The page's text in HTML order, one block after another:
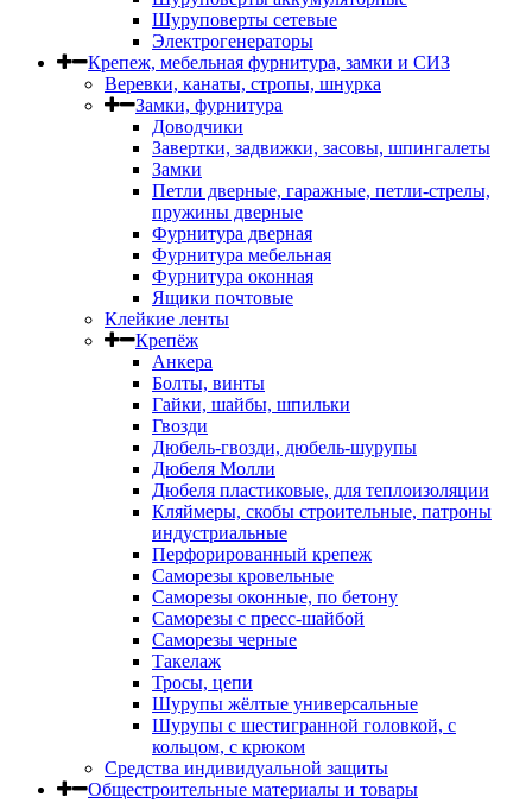
Шуруповерты сетевые
Электрогенераторы
Крепеж, мебельная фурнитура, замки и СИЗ
Веревки, канаты, стропы, шнурка
Замки, фурнитура
Доводчики
Завертки, задвижки, засовы, шпингалеты
Замки
Петли дверные, гаражные, петли-стрелы,
пружины дверные
Фурнитура дверная
Фурнитура мебельная
Фурнитура оконная
Ящики почтовые
Клейкие ленты
Крепёж
Анкера
Болты, винты
Гайки, шайбы, шпильки
Гвозди
Дюбель-гвозди, дюбель-шурупы
Дюбеля Молли
Дюбеля пластиковые, для теплоизоляции
Кляймеры, скобы строительные, патроны
индустриальные
Перфорированный крепеж
Саморезы кровельные
Саморезы оконные, по бетону
Саморезы с пресс-шайбой
Саморезы черные
Такелаж
Тросы, цепи
Шурупы жёлтые универсальные
Шурупы с шестигранной головкой, с
кольцом, с крюком
Средства индивидуальной защиты
Общестроительные материалы и товары